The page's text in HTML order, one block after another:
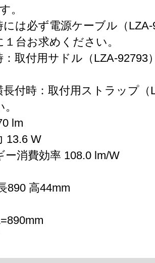
。
は必ず電源ケーブル（
台お求めください。
取付用サドル（LZA-92793
付時：取付用ストラップ（
lm
13.6 W
ー消費効率 108.0 lm/W
890 高44mm